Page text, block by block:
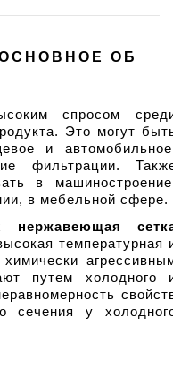
ОБ
спросом
Это могут
и
фильтрации.
в
в мебельной сфере.
нержавеющая
температурная
путем холодного
сечения у